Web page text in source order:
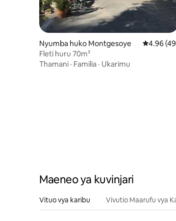
Nyumba huko Montgesoye Ukadiriaji
4.96
Fleti huru 70m²
Thamani · Familia · Ukarimu
Maeneo ya kuvinjari
Vituo vya karibu Vivutio Maarufu vya